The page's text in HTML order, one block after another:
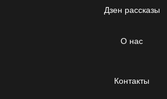
Дзен рассказы
О нас
Контакты